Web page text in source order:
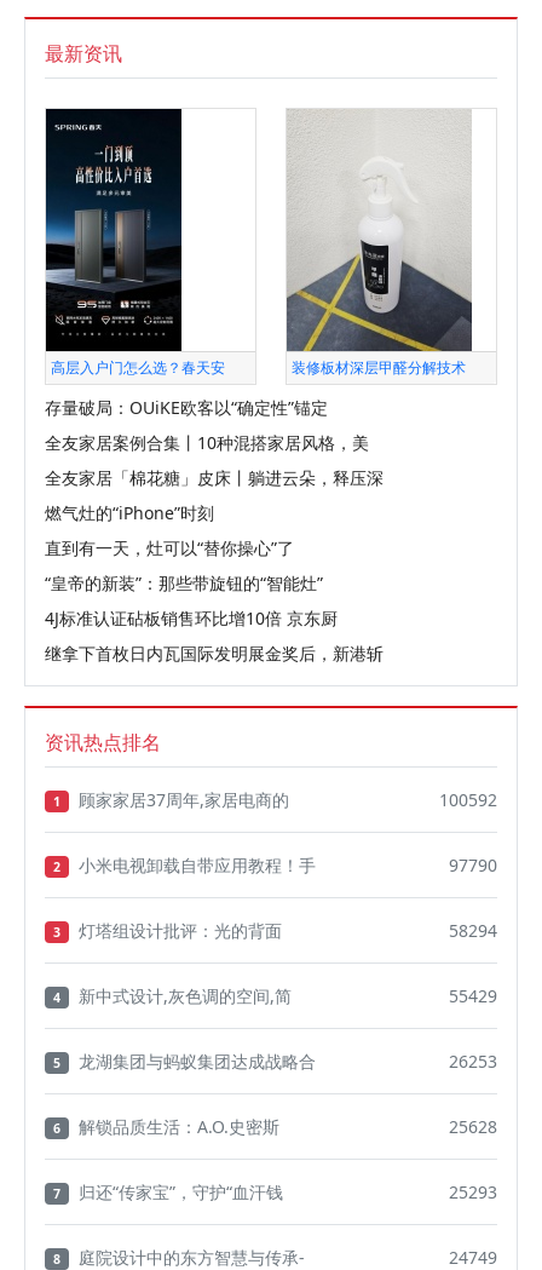
最新资讯
高层入户门怎么选？春天安 装修板材深层甲醛分解技术
存量破局：OUiKE欧客以“确定性”锚定
全友家居案例合集丨10种混搭家居风格，美
全友家居「棉花糖」皮床丨躺进云朵，释压深
燃气灶的“iPhone”时刻
直到有一天，灶可以“替你操心”了
“皇帝的新装”：那些带旋钮的“智能灶”
4J标准认证砧板销售环比增10倍 京东厨
继拿下首枚日内瓦国际发明展金奖后，新港斩
资讯热点排名
1 顾家家居37周年,家居电商的 100592
2 小米电视卸载自带应用教程！手 97790
3 灯塔组设计批评：光的背面 58294
4 新中式设计,灰色调的空间,简 55429
5 龙湖集团与蚂蚁集团达成战略合 26253
6 解锁品质生活：A.O.史密斯 25628
7 归还“传家宝”，守护“血汗钱 25293
8 庭院设计中的东方智慧与传承- 24749